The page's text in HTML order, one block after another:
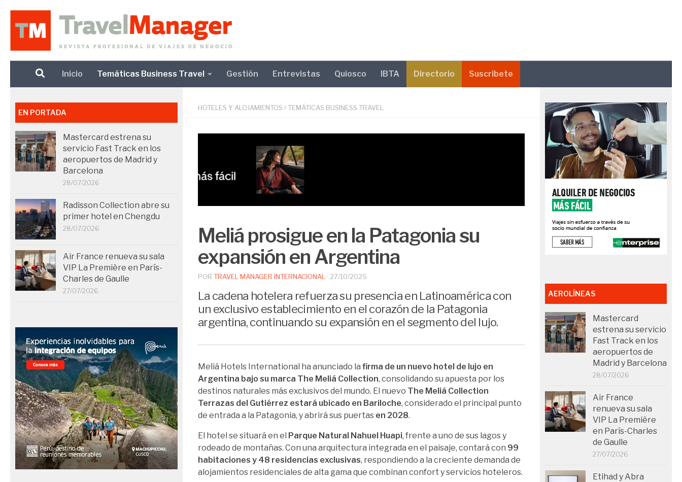
Debajo del contenido
Inicio Temáticas Business Travel Gestión Entrevistas Quiosco IBTA Directorio Suscríbete
HOTELES Y ALOJAMIENTOS / TEMÁTICAS BUSINESS TRAVEL
Meliá prosigue en la Patagonia su
expansión en Argentina
POR TRAVEL MANAGER INTERNACIONAL · 27/10/2025
La cadena hotelera refuerza su presencia en Latinoamérica con
un exclusivo establecimiento en el corazón de la Patagonia
argentina, continuando su expansión en el segmento del lujo.
Meliá Hotels International ha anunciado la firma de un nuevo hotel de lujo en
Argentina bajo su marca The Meliá Collection, consolidando su apuesta por los
destinos naturales más exclusivos del mundo. El nuevo The Meliá Collection
Terrazas del Gutiérrez estará ubicado en Bariloche, considerado el principal punto
de entrada a la Patagonia, y abrirá sus puertas en 2028.
El hotel se situará en el Parque Natural Nahuel Huapi, frente a uno de sus lagos y
rodeado de montañas. Con una arquitectura integrada en el paisaje, contará con 99
habitaciones y 48 residencias exclusivas, respondiendo a la creciente demanda de
alojamientos residenciales de alta gama que combinan confort y servicios hoteleros.
EN PORTADA
Mastercard estrena su
servicio Fast Track en los
aeropuertos de Madrid y
Barcelona
28/07/2026
Radisson Collection abre su
primer hotel en Chengdu
28/07/2026
Air France renueva su sala
VIP La Première en París-
Charles de Gaulle
27/07/2026 AEROLÍNEAS
Mastercard
estrena su servicio
Fast Track en los
aeropuertos de
Madrid y Barcelona
28/07/2026
Air France
renueva su sala
VIP La Première
en París-Charles
de Gaulle
27/07/2026
Etihad y Abra